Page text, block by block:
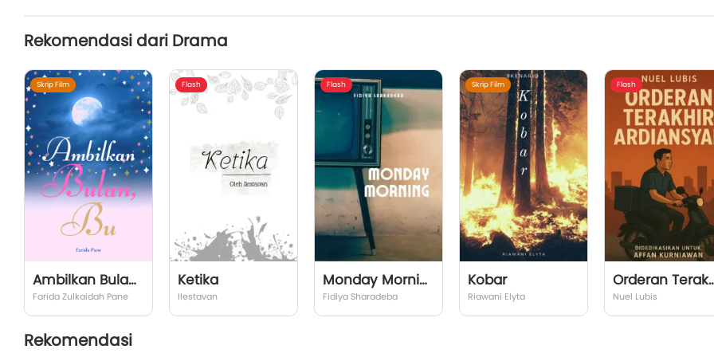
Rekomendasi dari Drama
Skrip Film
Ambilkan Bulan, Bu (Skrip)
Farida Zulkaidah Pane
Flash
Ketika
Ilestavan
Flash
Monday Morning
Fidiya Sharadeba
Skrip Film
Kobar
Riawani Elyta
Flash
Orderan
Nuel Lubis
Rekomendasi